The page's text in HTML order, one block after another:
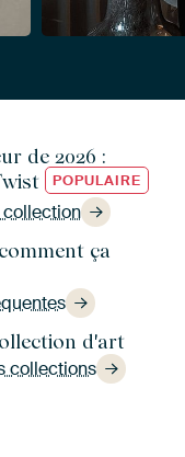
de 2026 :
POPULAIRE
collection
ça
d'art
collections